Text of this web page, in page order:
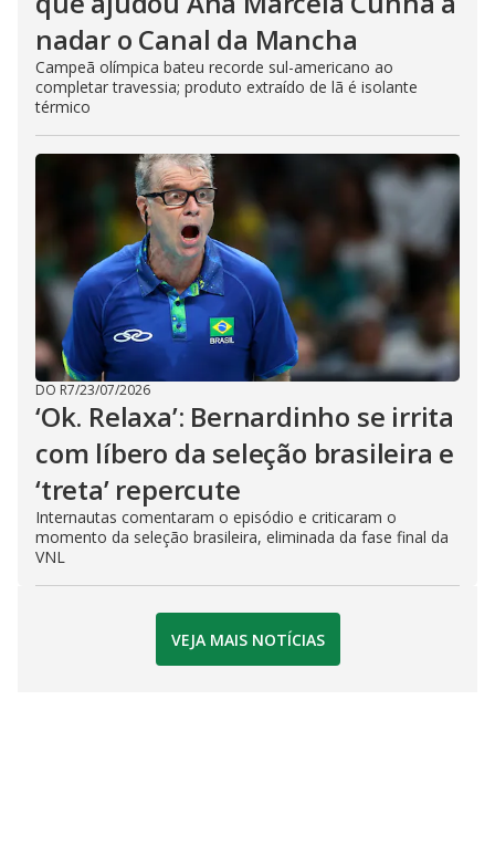
nadar o Canal da Mancha
Campeã olímpica bateu recorde sul-americano ao
completar travessia; produto extraído de lã é isolante
térmico
DO R7/23/07/2026
‘Ok. Relaxa’: Bernardinho se irrita
com líbero da seleção brasileira e
‘treta’ repercute
Internautas comentaram o episódio e criticaram o
momento da seleção brasileira, eliminada da fase final da
VNL
VEJA MAIS NOTÍCIAS